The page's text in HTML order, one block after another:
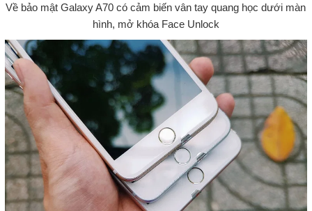
Về bảo mật Galaxy A70 có cảm biến vân tay quang học dưới màn
hình, mở khóa Face Unlock